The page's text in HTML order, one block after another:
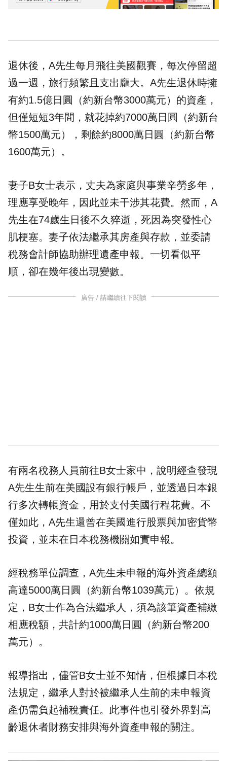
退休後，A先生每月飛往美國觀賽，每次停留超
過一週，旅行頻繁且支出龐大。A先生退休時擁
有約1.5億日圓（約新台幣3000萬元）的資產，
但僅短短3年間，就花掉約7000萬日圓（約新台
幣1500萬元），剩餘約8000萬日圓（約新台幣
1600萬元）。
妻子B女士表示，丈夫為家庭與事業辛勞多年，
理應享受晚年，因此並未干涉其花費。然而，A
先生在74歲生日後不久猝逝，死因為突發性心
肌梗塞。妻子依法繼承其房產與存款，並委請
稅務會計師協助辦理遺產申報。一切看似平
順，卻在幾年後出現變數。
廣告 / 請繼續往下閱讀
有兩名稅務人員前往B女士家中，說明經查發現
A先生生前在美國設有銀行帳戶，並透過日本銀
行多次轉帳資金，用於支付美國行程花費。不
僅如此，A先生還曾在美國進行股票與加密貨幣
投資，並未在日本稅務機關如實申報。
經稅務單位調查，A先生未申報的海外資產總額
高達5000萬日圓（約新台幣1039萬元）。依規
定，B女士作為合法繼承人，須為該筆資產補繳
相應稅額，共計約1000萬日圓（約新台幣200
萬元）。
報導指出，儘管B女士並不知情，但根據日本稅
法規定，繼承人對於被繼承人生前的未申報資
產仍需負起補稅責任。此事件也引發外界對高
齡退休者財務安排與海外資產申報的關注。